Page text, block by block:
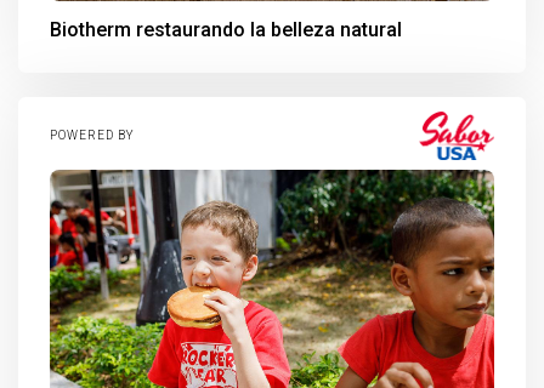
Biotherm restaurando la belleza natural
POWERED BY